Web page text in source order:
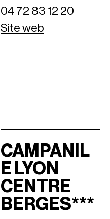
04 72 83 12 20
Site web
CAMPANIL
E LYON
CENTRE
BERGES***